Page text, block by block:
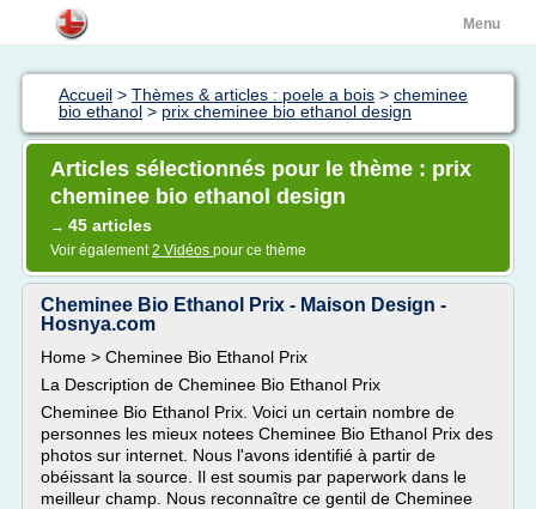
Menu
Accueil > Thèmes & articles : poele a bois > cheminee
bio ethanol > prix cheminee bio ethanol design
Articles sélectionnés pour le thème : prix
cheminee bio ethanol design
→ 45 articles
Voir également2 Vidéos pour ce thème
Cheminee Bio Ethanol Prix - Maison Design -
Hosnya.com
Home > Cheminee Bio Ethanol Prix
La Description de Cheminee Bio Ethanol Prix
Cheminee Bio Ethanol Prix. Voici un certain nombre de
personnes les mieux notees Cheminee Bio Ethanol Prix des
photos sur internet. Nous l'avons identifié à partir de
obéissant la source. Il est soumis par paperwork dans le
meilleur champ. Nous reconnaître ce gentil de Cheminee